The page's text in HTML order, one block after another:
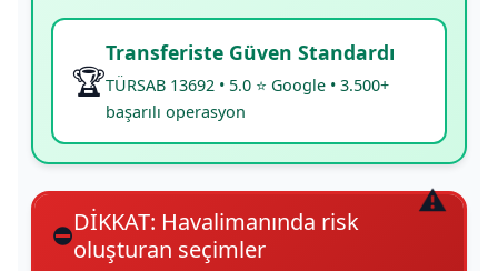
🏆
Transferiste Güven Standardı
TÜRSAB 13692 • 5.0 ⭐ Google • 3.500+
başarılı operasyon
⛔DİKKAT: Havalimanında risk
oluşturan seçimler